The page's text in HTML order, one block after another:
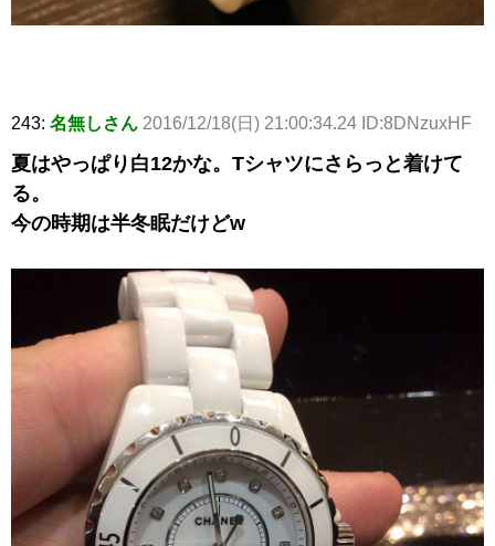
243: 名無しさん 2016/12/18(日) 21:00:34.24 ID:8DNzuxHF
夏はやっぱり白12かな。Tシャツにさらっと着けて
る。
今の時期は半冬眠だけどw